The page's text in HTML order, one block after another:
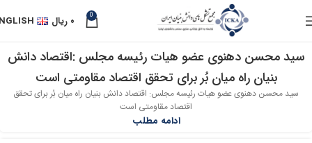
0 ۰ ریال
16
سید محسن دهنوی عضو هیات رئیسه مجلس :اقتصاد دانش
بنیان راه میان بُر برای تحقق اقتصاد مقاومتی است
سید محسن دهنوی عضو هیات رئیسه مجلس: اقتصاد دانش بنیان راه میان بُر برای تحقق
اقتصاد مقاومتی است
ادامه مطلب